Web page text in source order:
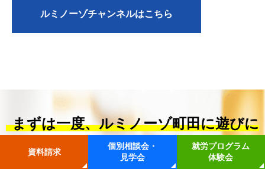
ルミノーゾチャンネルはこちら
まずは一度、ルミノーゾ町田に遊びに
来てください！
資料請求
個別相談会・
見学会
就労プログラム
体験会